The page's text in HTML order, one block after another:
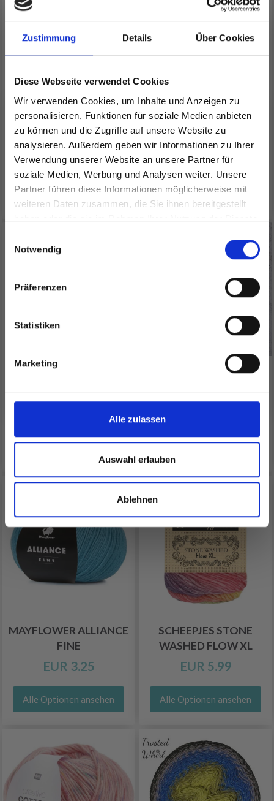
Zustimmung Details Über Cookies
Diese Webseite verwendet Cookies
Wir verwenden Cookies, um Inhalte und Anzeigen zu
personalisieren, Funktionen für soziale Medien anbieten
zu können und die Zugriffe auf unsere Website zu
analysieren. Außerdem geben wir Informationen zu Ihrer
Verwendung unserer Website an unsere Partner für
soziale Medien, Werbung und Analysen weiter. Unsere
Partner führen diese Informationen möglicherweise mit
weiteren Daten zusammen, die Sie ihnen bereitgestellt
haben oder die sie im Rahmen Ihrer Nutzung der Dienste
Notwendig
Präferenzen
Statistiken
Marketing
Alle zulassen
Auswahl erlauben
Ablehnen
SCHEEPJES STONE
WASHED FLOW
EUR 5.99
Alle Optionen ansehen
SCHEEPJES RIVER
WASHED
EUR 4.35
Alle Optionen ansehen
WASHED MINERALS
Alle Optionen ansehen
SVARTA FÅRET TILDA
Alle Optionen ansehen
MAYFLOWER ALLIANCE
FINE
EUR 3.25
Alle Optionen ansehen
SCHEEPJES STONE
WASHED FLOW XL
EUR 5.99
Alle Optionen ansehen
Spare bis zu 50%
und erhalte exklusiven Zugang zu